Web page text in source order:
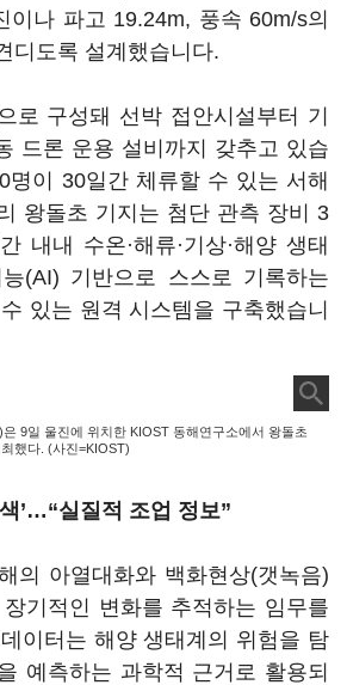
이나 파고 19.24m, 풍속 60m/s의
디도록 설계했습니다.
로 구성돼 선박 접안시설부터 기
드론 운용 설비까지 갖추고 있습
명이 30일간 체류할 수 있는 서해
왕돌초 기지는 첨단 관측 장비 3
내내 수온·해류·기상·해양 생태
(AI) 기반으로 스스로 기록하는
있는 원격 시스템을 구축했습니
9일 울진에 위치한 KIOST 동해연구소에서 왕돌초
했다. (사진=KIOST)
’…“실질적 조업 정보”
의 아열대화와 백화현상(갯녹음)
기적인 변화를 추적하는 임무를
이터는 해양 생태계의 위험을 탐
예측하는 과학적 근거로 활용되